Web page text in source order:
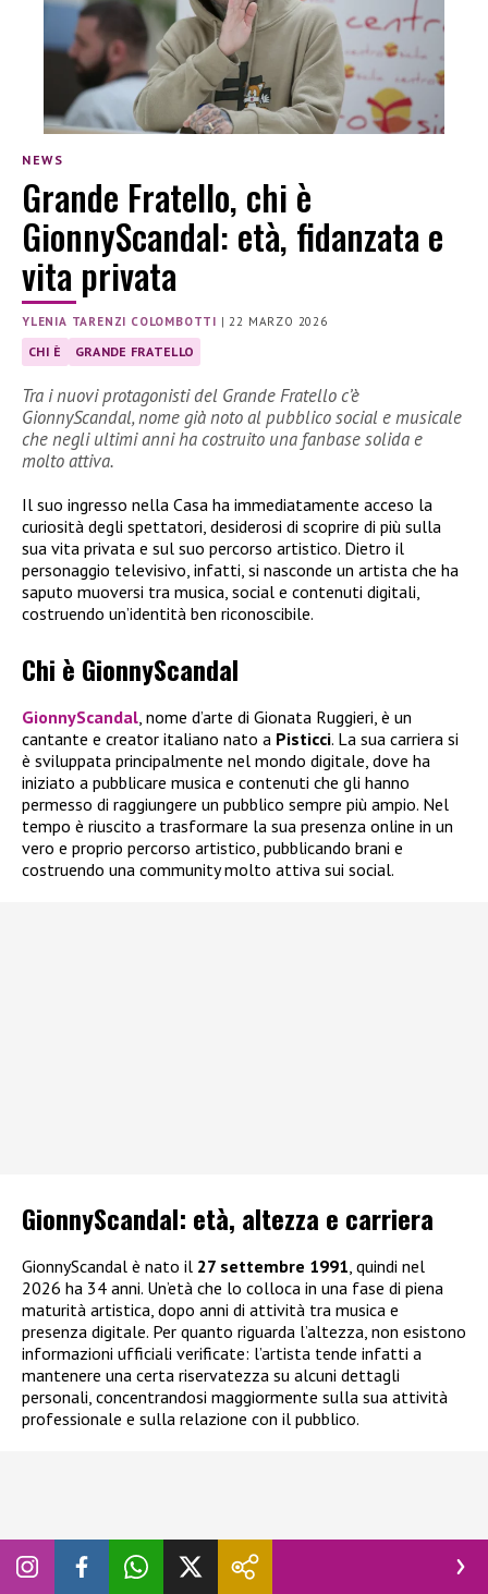
NEWS
Grande Fratello, chi è
GionnyScandal: età, fidanzata e
vita privata
YLENIA TARENZI COLOMBOTTI |22 MARZO 2026
CHI È GRANDE FRATELLO
Tra i nuovi protagonisti del Grande Fratello c’è
GionnyScandal, nome già noto al pubblico social e musicale
che negli ultimi anni ha costruito una fanbase solida e
molto attiva.
Il suo ingresso nella Casa ha immediatamente acceso la
curiosità degli spettatori, desiderosi di scoprire di più sulla
sua vita privata e sul suo percorso artistico. Dietro il
personaggio televisivo, infatti, si nasconde un artista che ha
saputo muoversi tra musica, social e contenuti digitali,
costruendo un’identità ben riconoscibile.
Chi è GionnyScandal
GionnyScandal , nome d’arte di Gionata Ruggieri, è un
cantante e creator italiano nato a Pisticci. La sua carriera si
è sviluppata principalmente nel mondo digitale, dove ha
iniziato a pubblicare musica e contenuti che gli hanno
permesso di raggiungere un pubblico sempre più ampio. Nel
tempo è riuscito a trasformare la sua presenza online in un
vero e proprio percorso artistico, pubblicando brani e
costruendo una community molto attiva sui social.
GionnyScandal: età, altezza e carriera
GionnyScandal è nato il 27 settembre 1991 , quindi nel
2026 ha 34 anni. Un’età che lo colloca in una fase di piena
maturità artistica, dopo anni di attività tra musica e
presenza digitale. Per quanto riguarda l’altezza, non esistono
informazioni ufficiali verificate: l’artista tende infatti a
mantenere una certa riservatezza su alcuni dettagli
personali, concentrandosi maggiormente sulla sua attività
professionale e sulla relazione con il pubblico.